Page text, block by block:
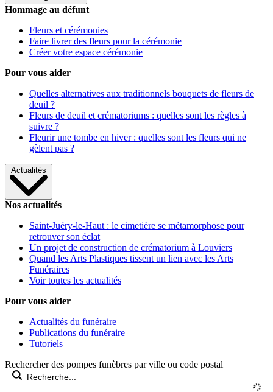
Hommage au défunt
Fleurs et cérémonies
Faire livrer des fleurs pour la cérémonie
Créer votre espace cérémonie
Pour vous aider
Quelles alternatives aux traditionnels bouquets de fleurs de
deuil ?
Fleurs de deuil et crématoriums : quelles sont les règles à
suivre ?
Fleurir une tombe en hiver : quelles sont les fleurs qui ne
gèlent pas ?
Actualités
Nos actualités
Saint-Juéry-le-Haut : le cimetière se métamorphose pour
retrouver son éclat
Un projet de construction de crématorium à Louviers
Quand les Arts Plastiques tissent un lien avec les Arts
Funéraires
Voir toutes les actualités
Pour vous aider
Actualités du funéraire
Publications du funéraire
Tutoriels
Rechercher des pompes funèbres par ville ou code postal